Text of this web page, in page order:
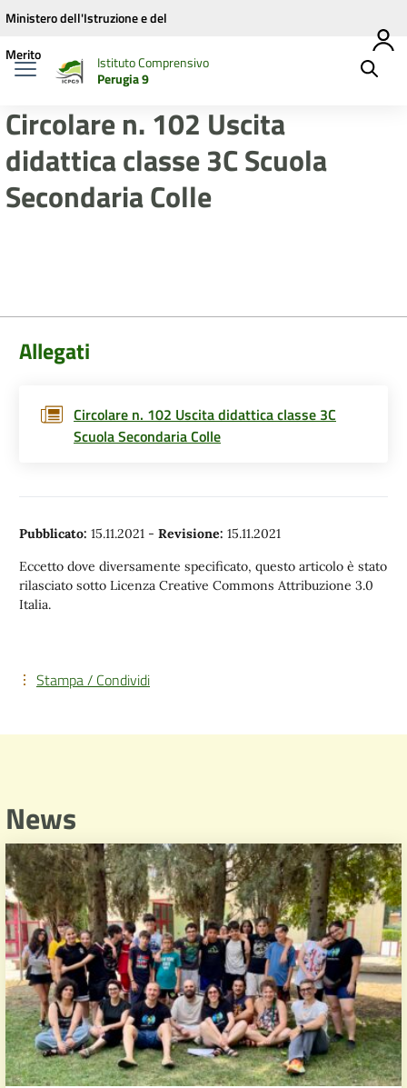
Vai ai contenuti
Vai al menu di navigazione
Vai al footer
Ministero dell'Istruzione e del
Merito
Istituto Comprensivo
Perugia 9
Circolare n. 102 Uscita
didattica classe 3C Scuola
Secondaria Colle
Allegati
Circolare n. 102 Uscita didattica classe 3C
Scuola Secondaria Colle
Pubblicato: 15.11.2021 - Revisione: 15.11.2021
Eccetto dove diversamente specificato, questo articolo è stato
rilasciato sotto Licenza Creative Commons Attribuzione 3.0
Italia.
Stampa / Condividi
News